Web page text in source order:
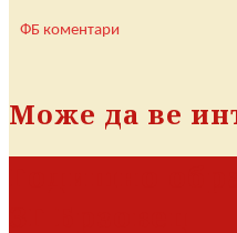
ФБ коментари
Може да ве